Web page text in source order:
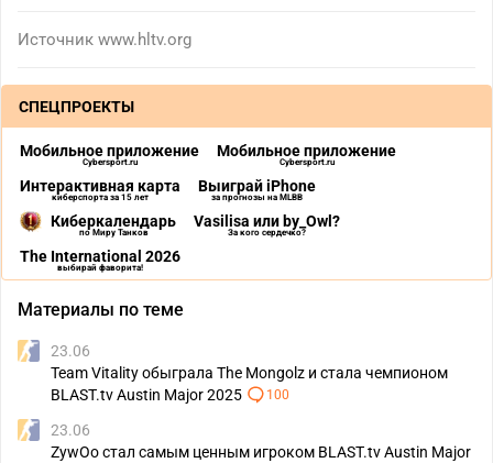
Источник www.hltv.org
СПЕЦПРОЕКТЫ
Мобильное приложение
Cybersport.ru
Мобильное приложение
Cybersport.ru
Интерактивная карта
киберспорта за 15 лет
Выиграй iPhone
за прогнозы на MLBB
Киберкалендарь
по Миру Танков
Vasilisa или by_Owl?
За кого сердечко?
The International 2026
выбирай фаворита!
Материалы по теме
23.06
Team Vitality обыграла The Mongolz и стала чемпионом
BLAST.tv Austin Major 2025
100
23.06
ZywOo стал самым ценным игроком BLAST.tv Austin Major